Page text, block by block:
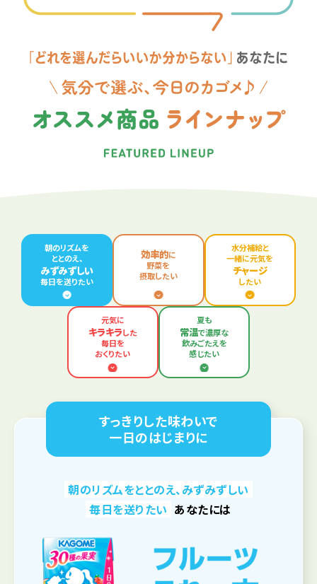
朝のリズムを
ととのえ、
みずみずしい
毎日を送りたい
効率的に
野菜を
摂取したい
水分補給と
一緒に元気を
チャージ
したい
元気に
キラキラした
毎日を
おくりたい
夏も
常温で濃厚な
飲みごたえを
感じたい
すっきりした味わいで
一日のはじまりに
朝のリズムをととのえ、みずみずしい
毎日を送りたい あなたには